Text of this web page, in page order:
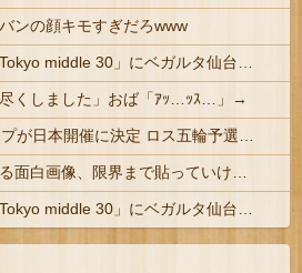
ンの顔キモすぎだろwww
フジテレビの新ドラマ「Tokyo middle 30」にベガルタ仙台っぽいネタが登場
くしました」おば「ｱｯ…ｯｽ…」→
2028年のU23アジアカップが日本開催に決定 ロス五輪予選を兼ねた大会
【腹筋崩壊】最強に笑える面白画像、限界まで貼っていけｗｗｗ
フジテレビの新ドラマ「Tokyo middle 30」にベガルタ仙台っぽいネタが登場